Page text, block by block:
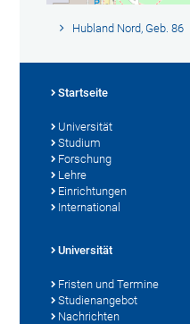
Hubland Nord, Geb. 86
Startseite
Universität
Studium
Forschung
Lehre
Einrichtungen
International
Universität
Fristen und Termine
Studienangebot
Nachrichten